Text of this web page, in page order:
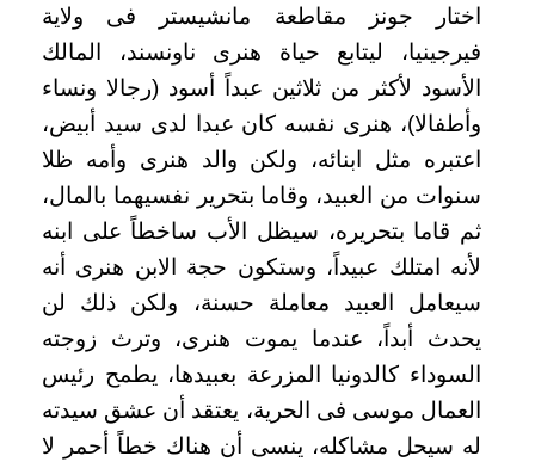
اختار جونز مقاطعة مانشيستر فى ولاية
فيرجينيا، ليتابع حياة هنرى ناونسند، المالك
الأسود لأكثر من ثلاثين عبداً أسود (رجالا ونساء
وأطفالا)، هنرى نفسه كان عبدا لدى سيد أبيض،
اعتبره مثل ابنائه، ولكن والد هنرى وأمه ظلا
سنوات من العبيد، وقاما بتحرير نفسيهما بالمال،
ثم قاما بتحريره، سيظل الأب ساخطاً على ابنه
لأنه امتلك عبيداً، وستكون حجة الابن هنرى أنه
سيعامل العبيد معاملة حسنة، ولكن ذلك لن
يحدث أبداً، عندما يموت هنرى، وترث زوجته
السوداء كالدونيا المزرعة بعبيدها، يطمح رئيس
العمال موسى فى الحرية، يعتقد أن عشق سيدته
له سيحل مشاكله، ينسى أن هناك خطاً أحمر لا